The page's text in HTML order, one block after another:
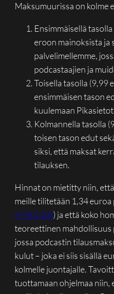
Maksumuurissa on kolme
Ensimmäisellä
eroon mainoksista ja
palvelimellemme,
podcastaajien ja
Toisella tasolla (9,99
ensimmäisen tason
kuulemaan
Kolmannella tasolla
toisen tason edut
siksi, että maksat
tilauksen.
Hinnat on mietitty niin,
meille tilitetään 1,34 euroa
4,7% 0,33l) ja että koko
teoreettinen mahdollisuus
jossa podcastin
kulut – joka ei siis sisällä
kolmelle juontajalle.
tuottamaan ohjelmaa niin,